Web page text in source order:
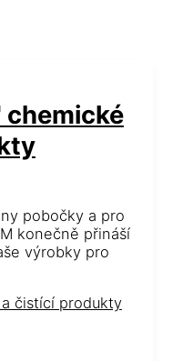
chemické
pobočky a pro
konečně přináší
výrobky pro
a čistící produkty